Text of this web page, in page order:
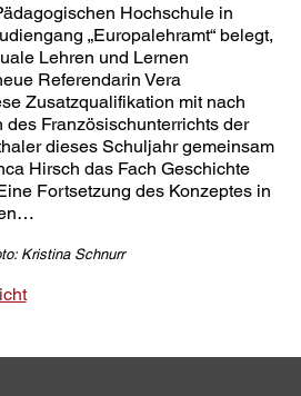
Hochschule in
„Europalehramt“ belegt,
Lehren und Lernen
Referendarin Vera
Zusatzqualifikation mit nach
des Französischunterrichts der
dieses Schuljahr gemeinsam
Hirsch das Fach Geschichte
Fortsetzung des Konzeptes in
Kristina Schnurr